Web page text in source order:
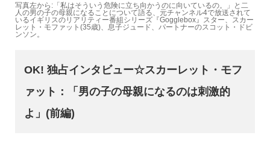
写真左から:「私はそういう危険に立ち向かうのに向いているの。」と二
人の男の子の母親になることについて語る、元チャンネル4で放送されて
いるイギリスのリアリティー番組シリーズ『Gogglebox』スター、スカー
レット・モファット(35歳)、息子ジュード、パートナーのスコット・ドビ
ンソン。
OK! 独占インタビュー☆スカーレット・モフ
ァット：「男の子の母親になるのは刺激的
よ」(前編)